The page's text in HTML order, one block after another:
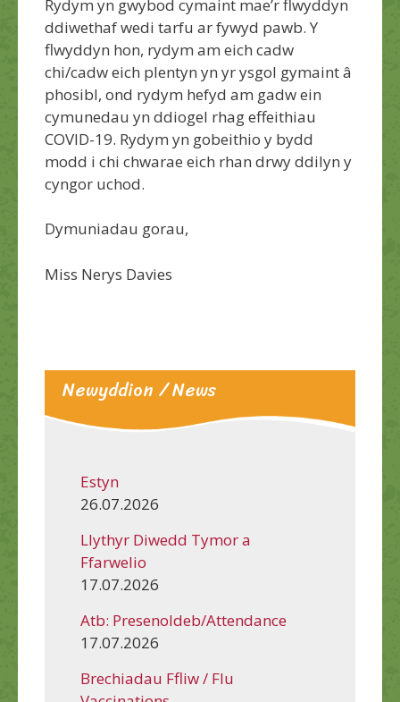
Rydym yn gwybod cymaint mae’r flwyddyn
ddiwethaf wedi tarfu ar fywyd pawb. Y
flwyddyn hon, rydym am eich cadw
chi/cadw eich plentyn yn yr ysgol gymaint â
phosibl, ond rydym hefyd am gadw ein
cymunedau yn ddiogel rhag effeithiau
COVID-19. Rydym yn gobeithio y bydd
modd i chi chwarae eich rhan drwy ddilyn y
cyngor uchod.
Dymuniadau gorau,
Miss Nerys Davies
Newyddion / News
Estyn
26.07.2026
Llythyr Diwedd Tymor a
Ffarwelio
17.07.2026
Atb: Presenoldeb/Attendance
17.07.2026
Brechiadau Ffliw / Flu